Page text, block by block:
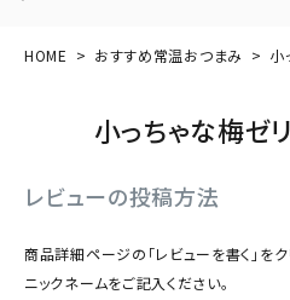
ACCOUNT MENU
ようこそ ゲスト 様
HOME おすすめ常温おつまみ 小
小っちゃな梅ゼ
レビューの投稿方法
商品詳細ページの「レビューを書く」をク
ニックネームをご記入ください。